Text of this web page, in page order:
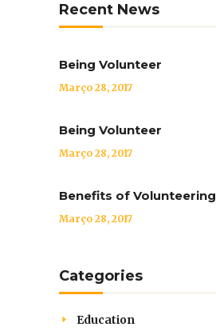
Recent News
Being Volunteer
Março 28, 2017
Being Volunteer
Março 28, 2017
Benefits of Volunteering
Março 28, 2017
Categories
Education